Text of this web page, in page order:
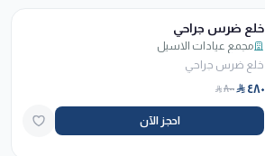
خلع ضرس جراحي
مجمع عيادات الاسيل
خلع ضرس جراحي
٤٨٠ ٨٠٠
احجز الآن